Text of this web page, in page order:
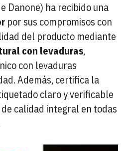
Danone) ha recibido una
por sus compromisos con
del producto mediante
con levaduras,
con levaduras
Además, certifica la
claro y verificable
calidad integral en todas